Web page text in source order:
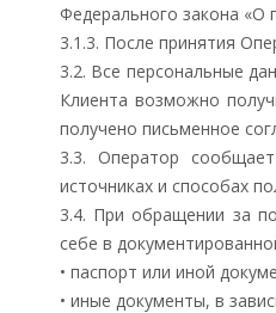
Федерального закона «О
3.1.3. После принятия
3.2. Все персональные
Клиента возможно
получено письменное
3.3. Оператор
источниках и способах
3.4. При обращении за
себе в
• паспорт или иной
• иные документы, в